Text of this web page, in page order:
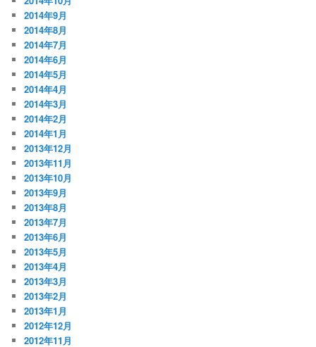
2014年9月
2014年8月
2014年7月
2014年6月
2014年5月
2014年4月
2014年3月
2014年2月
2014年1月
2013年12月
2013年11月
2013年10月
2013年9月
2013年8月
2013年7月
2013年6月
2013年5月
2013年4月
2013年3月
2013年2月
2013年1月
2012年12月
2012年11月